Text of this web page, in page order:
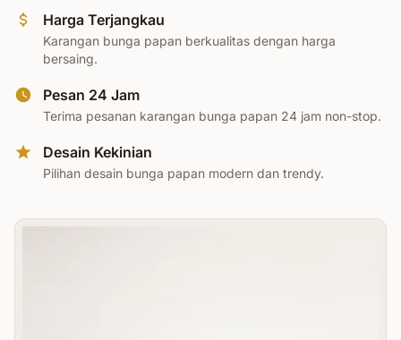
Harga Terjangkau
Karangan bunga papan berkualitas dengan harga
bersaing.
Pesan 24 Jam
Terima pesanan karangan bunga papan 24 jam non-stop.
Desain Kekinian
Pilihan desain bunga papan modern dan trendy.